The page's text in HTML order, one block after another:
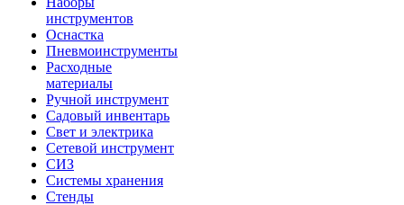
инструментов
Оснастка
Пневмоинструменты
Расходные
материалы
Ручной инструмент
Садовый инвентарь
Свет и электрика
Сетевой инструмент
СИЗ
Системы хранения
Стенды